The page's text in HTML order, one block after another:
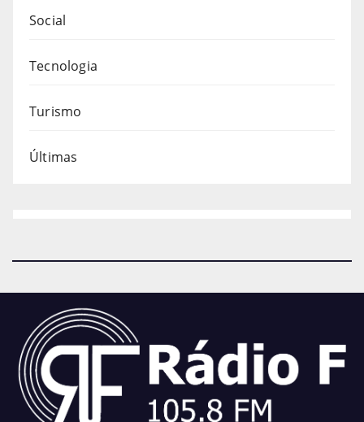
Social
Tecnologia
Turismo
Últimas